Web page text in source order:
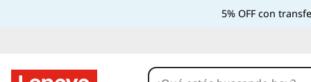
5% OFF con